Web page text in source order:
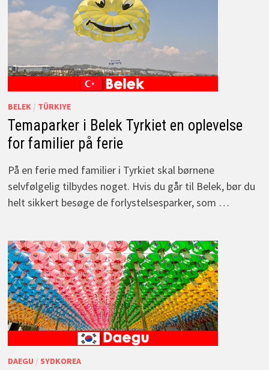
BELEK / TÜRKIYE
Temaparker i Belek Tyrkiet en oplevelse
for familier på ferie
På en ferie med familier i Tyrkiet skal børnene
selvfølgelig tilbydes noget. Hvis du går til Belek, bør du
helt sikkert besøge de forlystelsesparker, som …
DAEGU / SYDKOREA